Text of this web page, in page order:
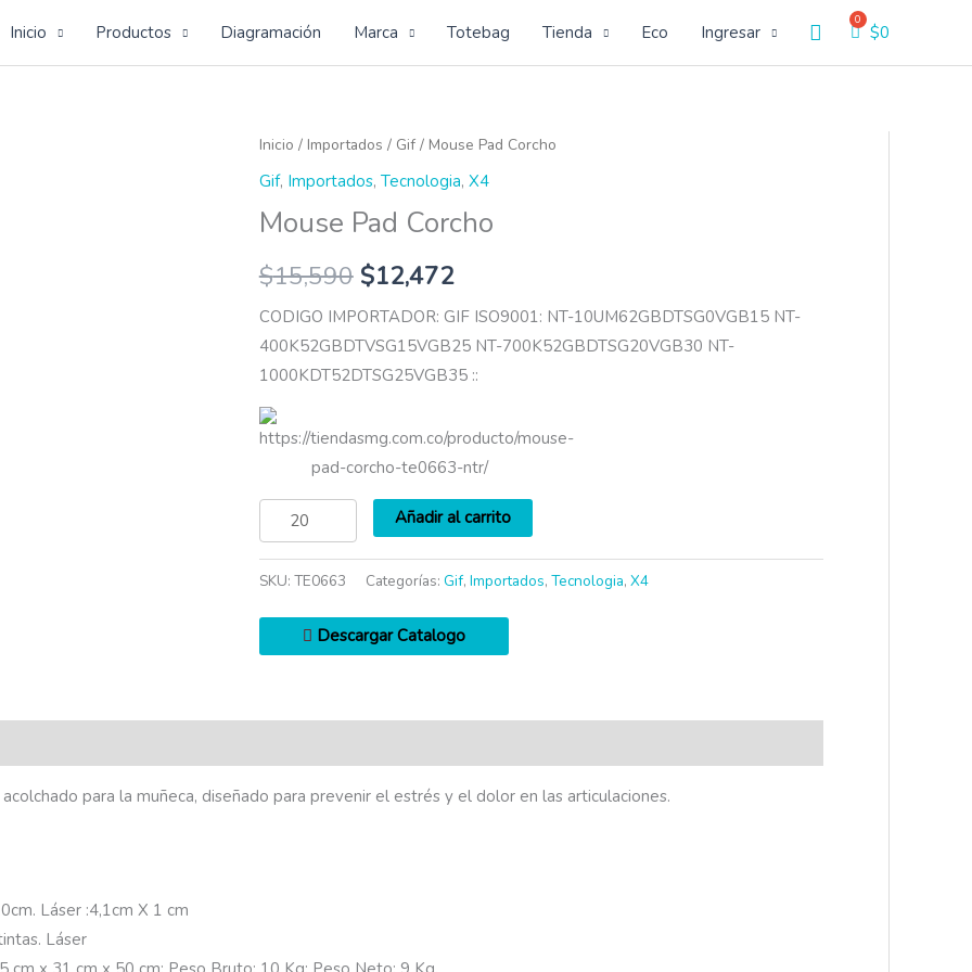
Inicio Productos Diagramación Marca Totebag Tienda Eco Ingresar Buscar$0
Inicio / Importados / Gif/ Mouse Pad Corcho
Gif, Importados, Tecnologia, X4
Mouse Pad Corcho
$15,590 $12,472
CODIGO IMPORTADOR: GIF ISO9001: NT-10UM62GBDTSG0VGB15 NT-
400K52GBDTVSG15VGB25 NT-700K52GBDTSG20VGB30 NT-
1000KDT52DTSG25VGB35 ::
https://tiendasmg.com.co/producto/mouse-
pad-corcho-te0663-ntr/
Mouse
Pad
cantidad
Añadir al carrito
SKU: TE0663 Categorías: Gif, Importados, Tecnologia, X4
Descargar Catalogo
para la muñeca, diseñado para prevenir el estrés y el dolor en las articulaciones.
Láser :4,1cm X 1 cm
Láser